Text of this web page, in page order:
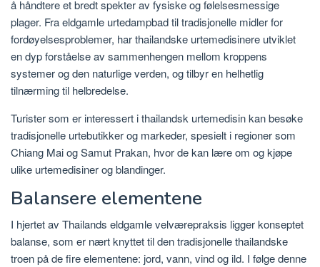
å håndtere et bredt spekter av fysiske og følelsesmessige
plager. Fra eldgamle urtedampbad til tradisjonelle midler for
fordøyelsesproblemer, har thailandske urtemedisinere utviklet
en dyp forståelse av sammenhengen mellom kroppens
systemer og den naturlige verden, og tilbyr en helhetlig
tilnærming til helbredelse.
Turister som er interessert i thailandsk urtemedisin kan besøke
tradisjonelle urtebutikker og markeder, spesielt i regioner som
Chiang Mai og Samut Prakan, hvor de kan lære om og kjøpe
ulike urtemedisiner og blandinger.
Balansere elementene
I hjertet av Thailands eldgamle velværepraksis ligger konseptet
balanse, som er nært knyttet til den tradisjonelle thailandske
troen på de fire elementene: jord, vann, vind og ild. I følge denne